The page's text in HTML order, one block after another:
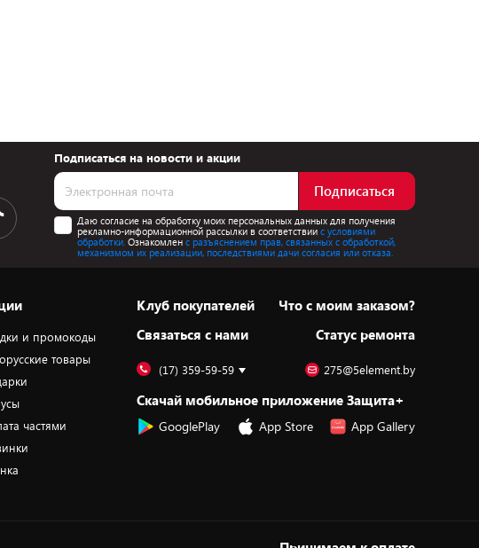
Подписаться на новости и акции
Подписаться
Даю согласие на обработку моих персональных данных для получения
рекламно-информационной рассылки в соответствиис условиями
обработки. Ознакомлен с разъяснением прав, связанных с обработкой,
механизмом их реализации, последствиями дачи согласия или отказа.
и промокоды
товары
частями
Клуб покупателей
Cвязаться с нами
Что с моим заказом?
Статус ремонта
(17) 359-59-59 275@5element.by
Скачай мобильное приложение Защита+
GooglePlay App Store App Gallery